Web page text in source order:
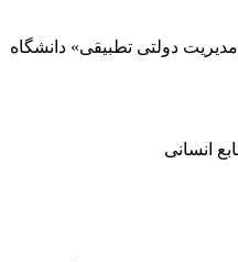
دولتی تطبیقی» دانشگاه
انسانی